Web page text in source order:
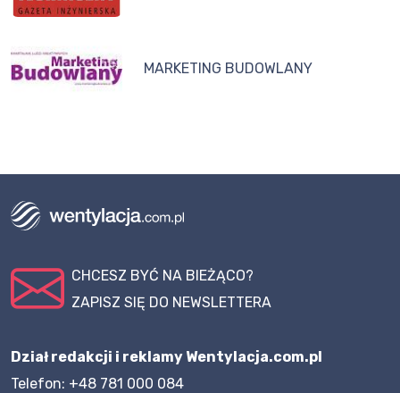
MARKETING BUDOWLANY
CHCESZ BYĆ NA BIEŻĄCO?
ZAPISZ SIĘ DO NEWSLETTERA
Dział redakcji i reklamy Wentylacja.com.pl
Telefon: +48 781 000 084